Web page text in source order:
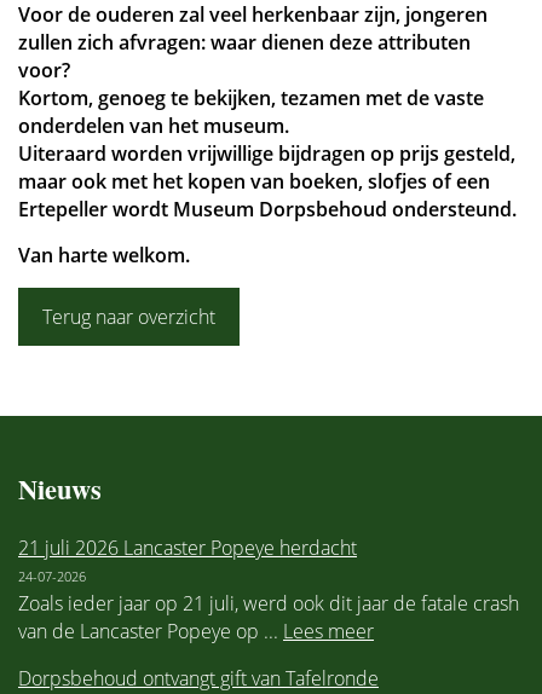
Voor de ouderen zal veel herkenbaar zijn, jongeren
zullen zich afvragen: waar dienen deze attributen
voor?
Kortom, genoeg te bekijken, tezamen met de vaste
onderdelen van het museum.
Uiteraard worden vrijwillige bijdragen op prijs gesteld,
maar ook met het kopen van boeken, slofjes of een
Ertepeller wordt Museum Dorpsbehoud ondersteund.
Van harte welkom.
Terug naar overzicht
Nieuws
21 juli 2026 Lancaster Popeye herdacht
24-07-2026
Zoals ieder jaar op 21 juli, werd ook dit jaar de fatale crash
van de Lancaster Popeye op ... Lees meer
Dorpsbehoud ontvangt gift van Tafelronde